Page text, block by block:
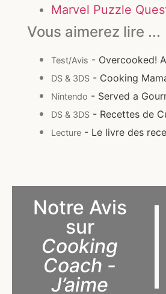
Marvel Puzzle
Vous aimerez lire ...
Test/Avis - Overcooked!
DS & 3DS - Cooking
Nintendo - Served a
DS & 3DS - Recettes de
Lecture - Le livre des
Notre Avis
sur
Cooking
Coach -
J’aime